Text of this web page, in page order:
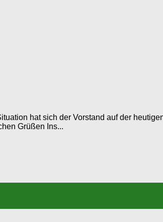
hat sich der Vorstand auf der
Grüßen Ins...